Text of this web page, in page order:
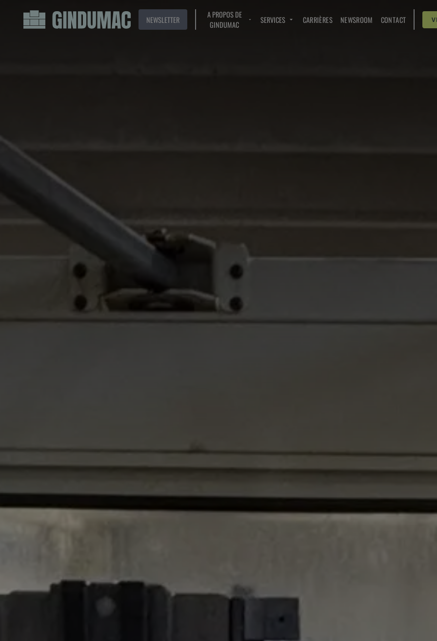
NEWSLETTER
A PROPOS DE
GINDUMAC
SERVICES CARRIÈRES NEWSROOM CONTACT